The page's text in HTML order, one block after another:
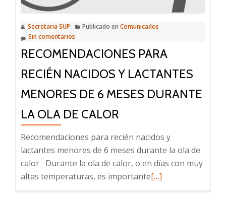
épocas
calor?
Secretaria SUP Publicado en Comunicados
Sin comentarios
RECOMENDACIONES PARA
RECIÉN NACIDOS Y LACTANTES
MENORES DE 6 MESES DURANTE
LA OLA DE CALOR
Recomendaciones para recién nacidos y
lactantes menores de 6 meses durante la ola de
calor Durante la ola de calor, o en días con muy
altas temperaturas, es importanteLeer
[…]